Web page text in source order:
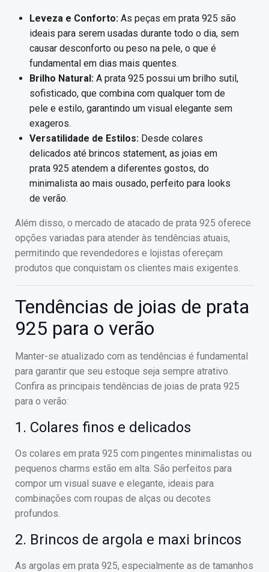
Leveza e Conforto: As peças em prata 925 são
ideais para serem usadas durante todo o dia, sem
causar desconforto ou peso na pele, o que é
fundamental em dias mais quentes.
Brilho Natural: A prata 925 possui um brilho sutil,
sofisticado, que combina com qualquer tom de
pele e estilo, garantindo um visual elegante sem
exageros.
Versatilidade de Estilos: Desde colares
delicados até brincos statement, as joias em
prata 925 atendem a diferentes gostos, do
minimalista ao mais ousado, perfeito para looks
de verão.
Além disso, o mercado de atacado de prata 925 oferece
opções variadas para atender às tendências atuais,
permitindo que revendedores e lojistas ofereçam
produtos que conquistam os clientes mais exigentes.
Tendências de joias de prata
925 para o verão
Manter-se atualizado com as tendências é fundamental
para garantir que seu estoque seja sempre atrativo.
Confira as principais tendências de joias de prata 925
para o verão:
1. Colares finos e delicados
Os colares em prata 925 com pingentes minimalistas ou
pequenos charms estão em alta. São perfeitos para
compor um visual suave e elegante, ideais para
combinações com roupas de alças ou decotes
profundos.
2. Brincos de argola e maxi brincos
As argolas em prata 925, especialmente as de tamanhos